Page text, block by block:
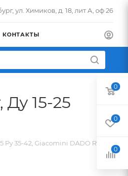
ул. Химиков, д. 18, лит А, оф 26
КОНТАКТЫ
15-25
35-42, Giacomini DADO R913L
0
0
0